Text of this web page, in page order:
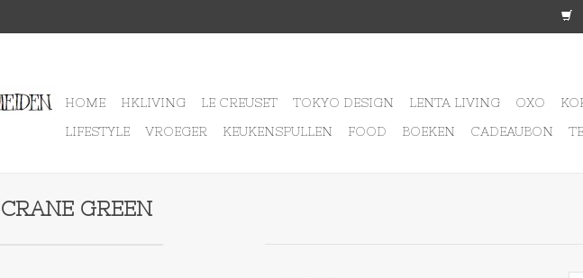
HOME HKLIVING LE CREUSET TOKYO DESIGN LENTA LIVING OXO
LIFESTYLE
VROEGER KEUKENSPULLEN FOOD BOEKEN CADEAUBON
GREEN